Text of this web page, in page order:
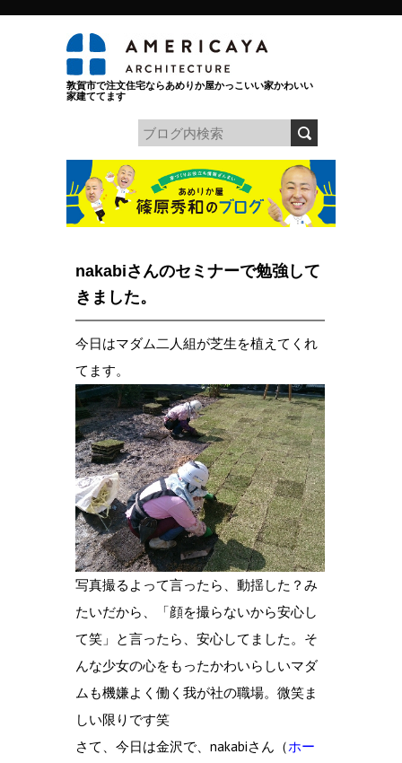
敦賀市で注文住宅ならあめりか屋かっこいい家かわいい
家建ててます
nakabiさんのセミナーで勉強して
きました。
今日はマダム二人組が芝生を植えてくれ
てます。
写真撮るよって言ったら、動揺した？み
たいだから、「顔を撮らないから安心し
て笑」と言ったら、安心してました。そ
んな少女の心をもったかわいらしいマダ
ムも機嫌よく働く我が社の職場。微笑ま
しい限りです笑
さて、今日は金沢で、nakabiさん（ホー